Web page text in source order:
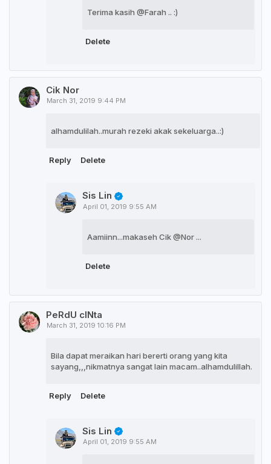
Terima kasih @Farah .. :)
Delete
Cik Nor
March 31, 2019 9:44 PM
alhamdulilah..murah rezeki akak sekeluarga..:)
Reply Delete
Sis Lin
April 01, 2019 9:55 AM
Aamiinn...makaseh Cik @Nor ...
Delete
PeRdU cINta
March 31, 2019 10:16 PM
Bila dapat meraikan hari bererti orang yang kita
sayang,,,nikmatnya sangat lain macam..alhamdulillah.
Reply Delete
Sis Lin
April 01, 2019 9:55 AM